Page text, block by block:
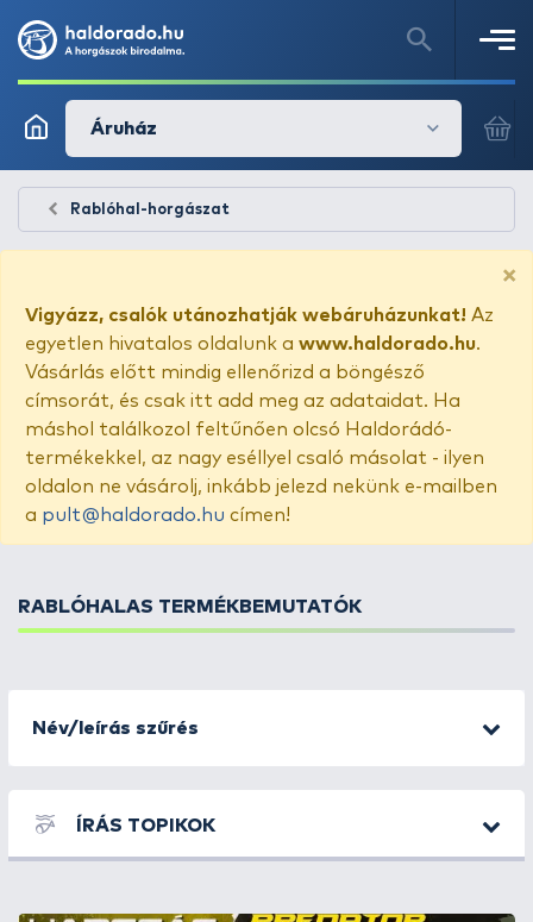
Áruház
Rablóhal-horgászat
×
Vigyázz, csalók utánozhatják webáruházunkat! Az
egyetlen hivatalos oldalunk a www.haldorado.hu.
Vásárlás előtt mindig ellenőrizd a böngésző
címsorát, és csak itt add meg az adataidat. Ha
máshol találkozol feltűnően olcsó Haldorádó-
termékekkel, az nagy eséllyel csaló másolat - ilyen
oldalon ne vásárolj, inkább jelezd nekünk e-mailben
a pult@haldorado.hu címen!
RABLÓHALAS TERMÉKBEMUTATÓK
Név/leírás szűrés
ÍRÁS TOPIKOK